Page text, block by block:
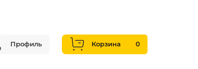
Профиль Корзина 0